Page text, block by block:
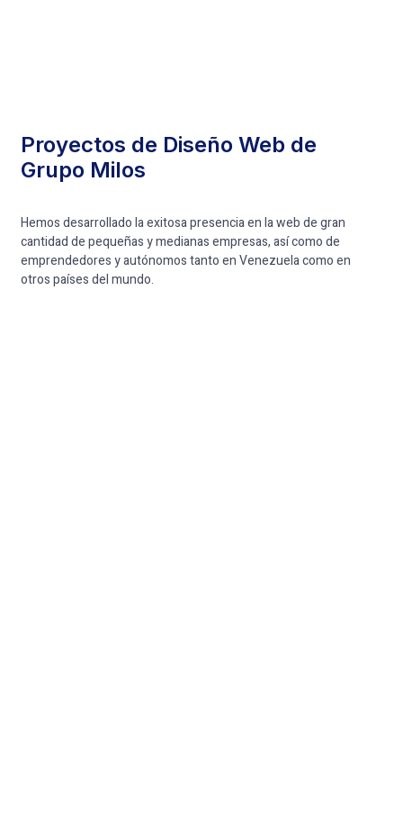
Proyectos de Diseño Web de
Grupo Milos
Hemos desarrollado la exitosa presencia en la web de gran
cantidad de pequeñas y medianas empresas, así como de
emprendedores y autónomos tanto en Venezuela como en
otros países del mundo.